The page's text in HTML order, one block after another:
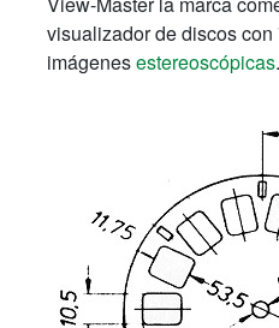
visualizador de discos con
imágenesestereoscópicas.